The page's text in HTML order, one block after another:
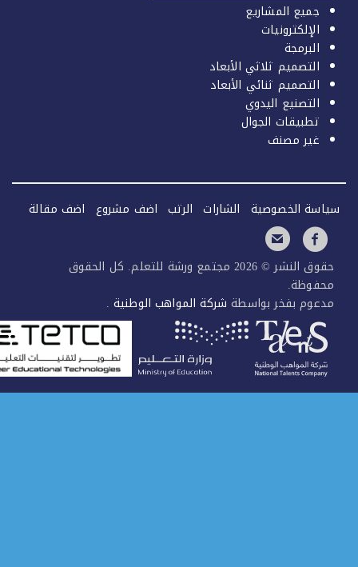
جميع المشاريع
الإلكترونيات
البرمجة
التصميم ثلاثي الأبعاد
التصميم ثنائي الأبعاد
التصنيع اليدوي
تطبيقات الجوال
غير مصنف
الخصوصية الشارات الرتب اضف مشروع اضف مقالة
حقوق النشر © 2026 مجتمع ورشة للتعلم. كل الحقوق
بفخر بواسطةشركة المواهب الوطنية.